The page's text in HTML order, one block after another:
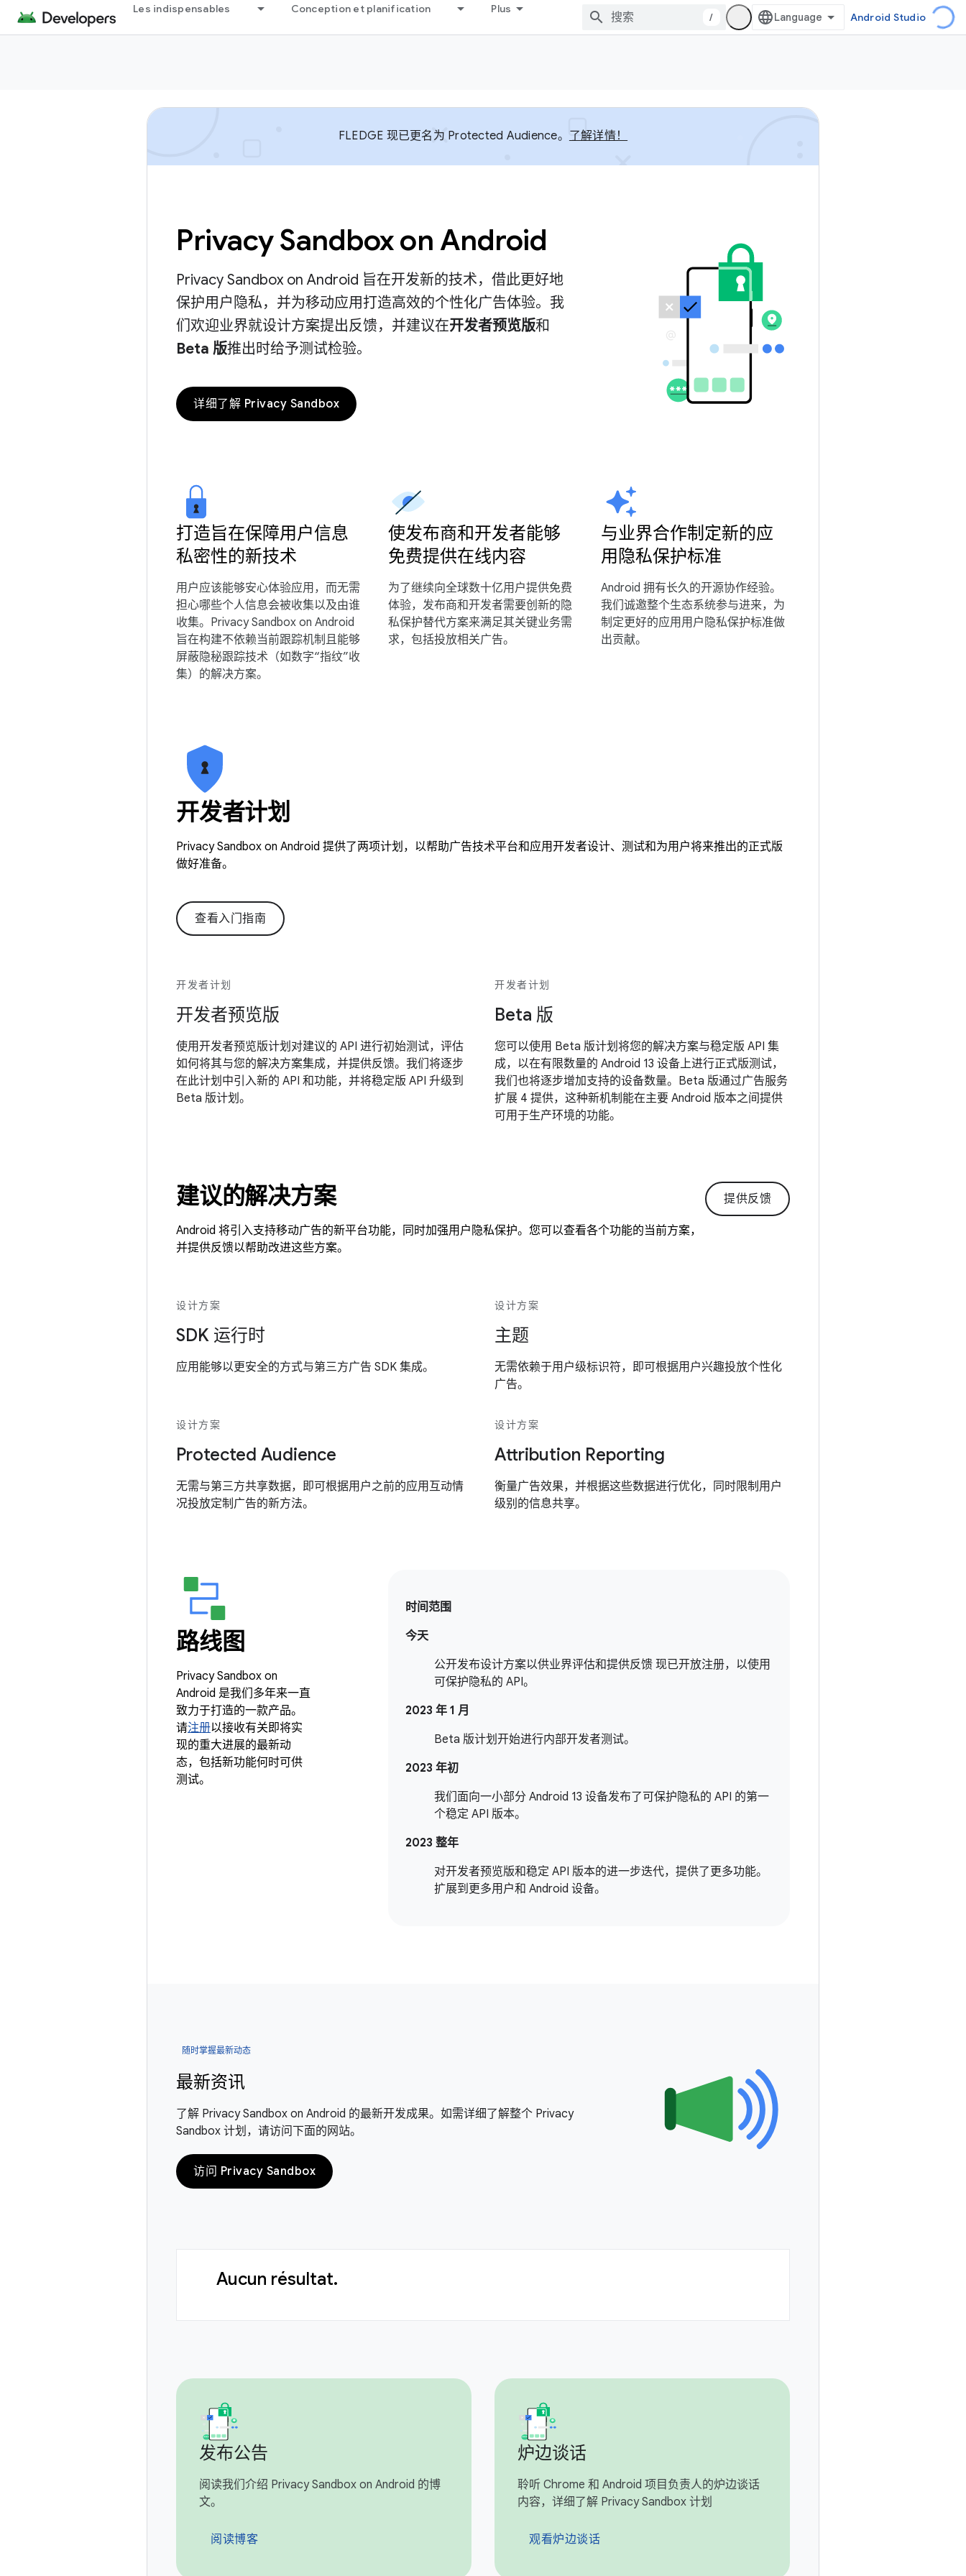
Les indispensables Conception et planification Plus
/ Android Studio
FLEDGE 现已更名为 Protected Audience。 了解详情！
Privacy Sandbox on Android
Privacy Sandbox on Android 旨在开发新的技术，借此更好地
保护用户隐私，并为移动应用打造高效的个性化广告体验。我
们欢迎业界就设计方案提出反馈，并建议在开发者预览版和
Beta 版推出时给予测试检验。
详细了解 Privacy Sandbox
打造旨在保障用户信息
私密性的新技术
用户应该能够安心体验应用，而无需
担心哪些个人信息会被收集以及由谁
收集。Privacy Sandbox on Android
旨在构建不依赖当前跟踪机制且能够
屏蔽隐秘跟踪技术（如数字“指纹”收
集）的解决方案。
使发布商和开发者能够
免费提供在线内容
为了继续向全球数十亿用户提供免费
体验，发布商和开发者需要创新的隐
私保护替代方案来满足其关键业务需
求，包括投放相关广告。
与业界合作制定新的应
用隐私保护标准
Android 拥有长久的开源协作经验。
我们诚邀整个生态系统参与进来，为
制定更好的应用用户隐私保护标准做
出贡献。
开发者计划
Privacy Sandbox on Android 提供了两项计划，以帮助广告技术平台和应用开发者设计、测试和为用户将来推出的正式版
做好准备。
查看入门指南
开发者计划
开发者预览版
使用开发者预览版计划对建议的 API 进行初始测试，评估
如何将其与您的解决方案集成，并提供反馈。我们将逐步
在此计划中引入新的 API 和功能，并将稳定版 API 升级到
Beta 版计划。
开发者计划
Beta 版
您可以使用 Beta 版计划将您的解决方案与稳定版 API 集
成，以在有限数量的 Android 13 设备上进行正式版测试，
我们也将逐步增加支持的设备数量。Beta 版通过广告服务
扩展 4 提供，这种新机制能在主要 Android 版本之间提供
可用于生产环境的功能。
建议的解决方案
Android 将引入支持移动广告的新平台功能，同时加强用户隐私保护。您可以查看各个功能的当前方案，
并提供反馈以帮助改进这些方案。
提供反馈
设计方案
SDK 运行时
应用能够以更安全的方式与第三方广告 SDK 集成。
设计方案
主题
无需依赖于用户级标识符，即可根据用户兴趣投放个性化
广告。
设计方案
Protected Audience
无需与第三方共享数据，即可根据用户之前的应用互动情
况投放定制广告的新方法。
设计方案
Attribution Reporting
衡量广告效果，并根据这些数据进行优化，同时限制用户
级别的信息共享。
路线图
Privacy Sandbox on
Android 是我们多年来一直
致力于打造的一款产品。
请注册以接收有关即将实
现的重大进展的最新动
态，包括新功能何时可供
测试。
时间范围
今天
公开发布设计方案以供业界评估和提供反馈 现已开放注册，以使用
可保护隐私的 API。
2023 年 1 月
Beta 版计划开始进行内部开发者测试。
2023 年初
我们面向一小部分 Android 13 设备发布了可保护隐私的 API 的第一
个稳定 API 版本。
2023 整年
对开发者预览版和稳定 API 版本的进一步迭代，提供了更多功能。
扩展到更多用户和 Android 设备。
随时掌握最新动态
最新资讯
了解 Privacy Sandbox on Android 的最新开发成果。如需详细了解整个 Privacy
Sandbox 计划，请访问下面的网站。
访问 Privacy Sandbox
Aucun résultat.
发布公告
阅读我们介绍 Privacy Sandbox on Android 的博
文。
阅读博客
炉边谈话
聆听 Chrome 和 Android 项目负责人的炉边谈话
内容，详细了解 Privacy Sandbox 计划
观看炉边谈话